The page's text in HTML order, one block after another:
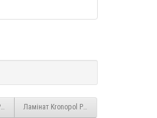
Floor Дуб Ларедо (7805) 8 мм 32 клас
Ламінат Kronopol Parfe Floor Дуб Савона